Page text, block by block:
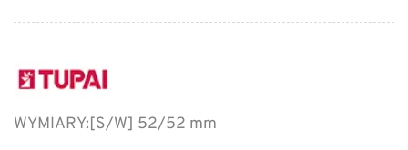
WYMIARY:[S/W] 52/52 mm